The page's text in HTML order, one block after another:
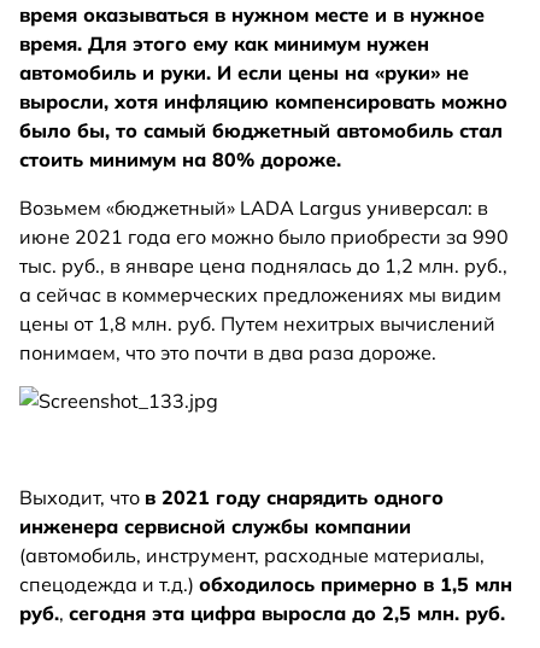
время оказываться в нужном месте и в нужное
время. Для этого ему как минимум нужен
автомобиль и руки. И если цены на «руки» не
выросли, хотя инфляцию компенсировать можно
было бы, то самый бюджетный автомобиль стал
стоить минимум на 80% дороже.
Возьмем «бюджетный» LADA Largus универсал: в
июне 2021 года его можно было приобрести за 990
тыс. руб., в январе цена поднялась до 1,2 млн. руб.,
а сейчас в коммерческих предложениях мы видим
цены от 1,8 млн. руб. Путем нехитрых вычислений
понимаем, что это почти в два раза дороже.
Выходит, что в 2021 году снарядить одного
инженера сервисной службы компании
(автомобиль, инструмент, расходные материалы,
спецодежда и т.д.) обходилось примерно в 1,5 млн
руб., сегодня эта цифра выросла до 2,5 млн. руб.